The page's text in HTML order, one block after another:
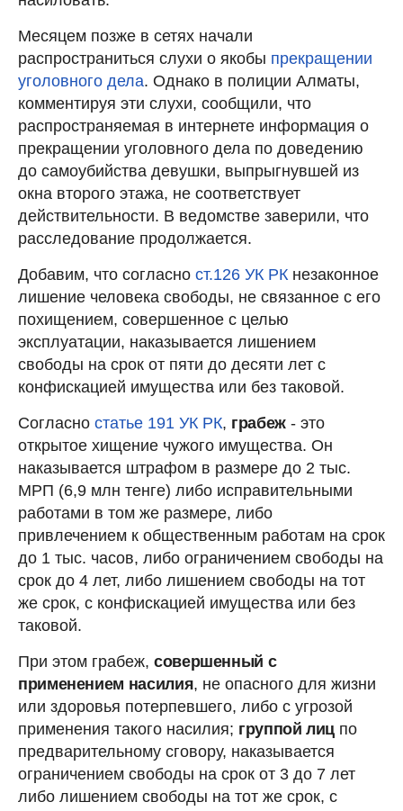
Месяцем позже в сетях начали
распространиться слухи о якобы прекращении
уголовного дела. Однако в полиции Алматы,
комментируя эти слухи, сообщили, что
распространяемая в интернете информация о
прекращении уголовного дела по доведению
до самоубийства девушки, выпрыгнувшей из
окна второго этажа, не соответствует
действительности. В ведомстве заверили, что
расследование продолжается.
Добавим, что согласно ст.126 УК РК незаконное
лишение человека свободы, не связанное с его
похищением, совершенное с целью
эксплуатации, наказывается лишением
свободы на срок от пяти до десяти лет с
конфискацией имущества или без таковой.
Согласно статье 191 УК РК, грабеж- это
открытое хищение чужого имущества. Он
наказывается штрафом в размере до 2 тыс.
МРП (6,9 млн тенге) либо исправительными
работами в том же размере, либо
привлечением к общественным работам на срок
до 1 тыс. часов, либо ограничением свободы на
срок до 4 лет, либо лишением свободы на тот
же срок, с конфискацией имущества или без
таковой.
При этом грабеж, совершенный с
применением насилия, не опасного для жизни
или здоровья потерпевшего, либо с угрозой
применения такого насилия; группой лиц по
предварительному сговору, наказывается
ограничением свободы на срок от 3 до 7 лет
либо лишением свободы на тот же срок, с